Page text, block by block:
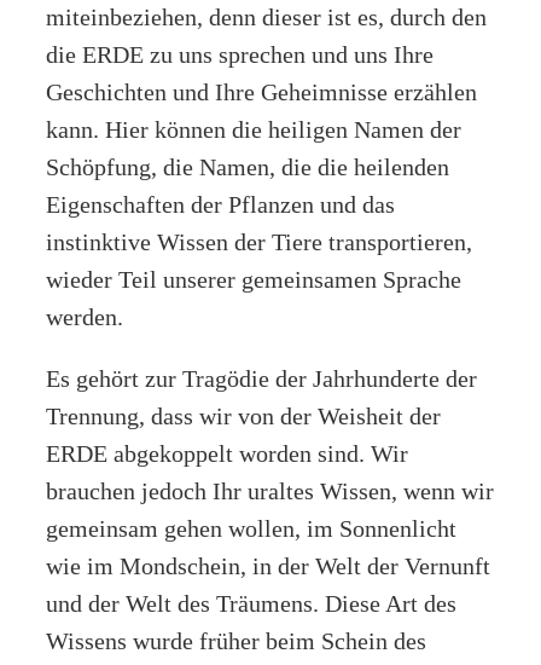
miteinbeziehen, denn dieser ist es, durch den
die ERDE zu uns sprechen und uns Ihre
Geschichten und Ihre Geheimnisse erzählen
kann. Hier können die heiligen Namen der
Schöpfung, die Namen, die die heilenden
Eigenschaften der Pflanzen und das
instinktive Wissen der Tiere transportieren,
wieder Teil unserer gemeinsamen Sprache
werden.
Es gehört zur Tragödie der Jahrhunderte der
Trennung, dass wir von der Weisheit der
ERDE abgekoppelt worden sind. Wir
brauchen jedoch Ihr uraltes Wissen, wenn wir
gemeinsam gehen wollen, im Sonnenlicht
wie im Mondschein, in der Welt der Vernunft
und der Welt des Träumens. Diese Art des
Wissens wurde früher beim Schein des